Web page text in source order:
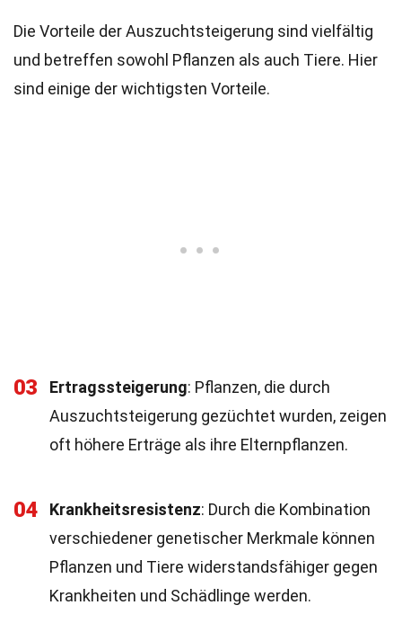
Die Vorteile der Auszuchtsteigerung sind vielfältig
und betreffen sowohl Pflanzen als auch Tiere. Hier
sind einige der wichtigsten Vorteile.
03 Ertragssteigerung: Pflanzen, die durch
Auszuchtsteigerung gezüchtet wurden, zeigen
oft höhere Erträge als ihre Elternpflanzen.
04 Krankheitsresistenz: Durch die Kombination
verschiedener genetischer Merkmale können
Pflanzen und Tiere widerstandsfähiger gegen
Krankheiten und Schädlinge werden.